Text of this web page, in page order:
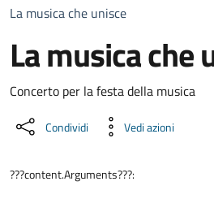
La musica che unisce
La musica che
Dettaglio
Concerto per la festa della musica
Condividi Vedi azioni
???content.Arguments???: